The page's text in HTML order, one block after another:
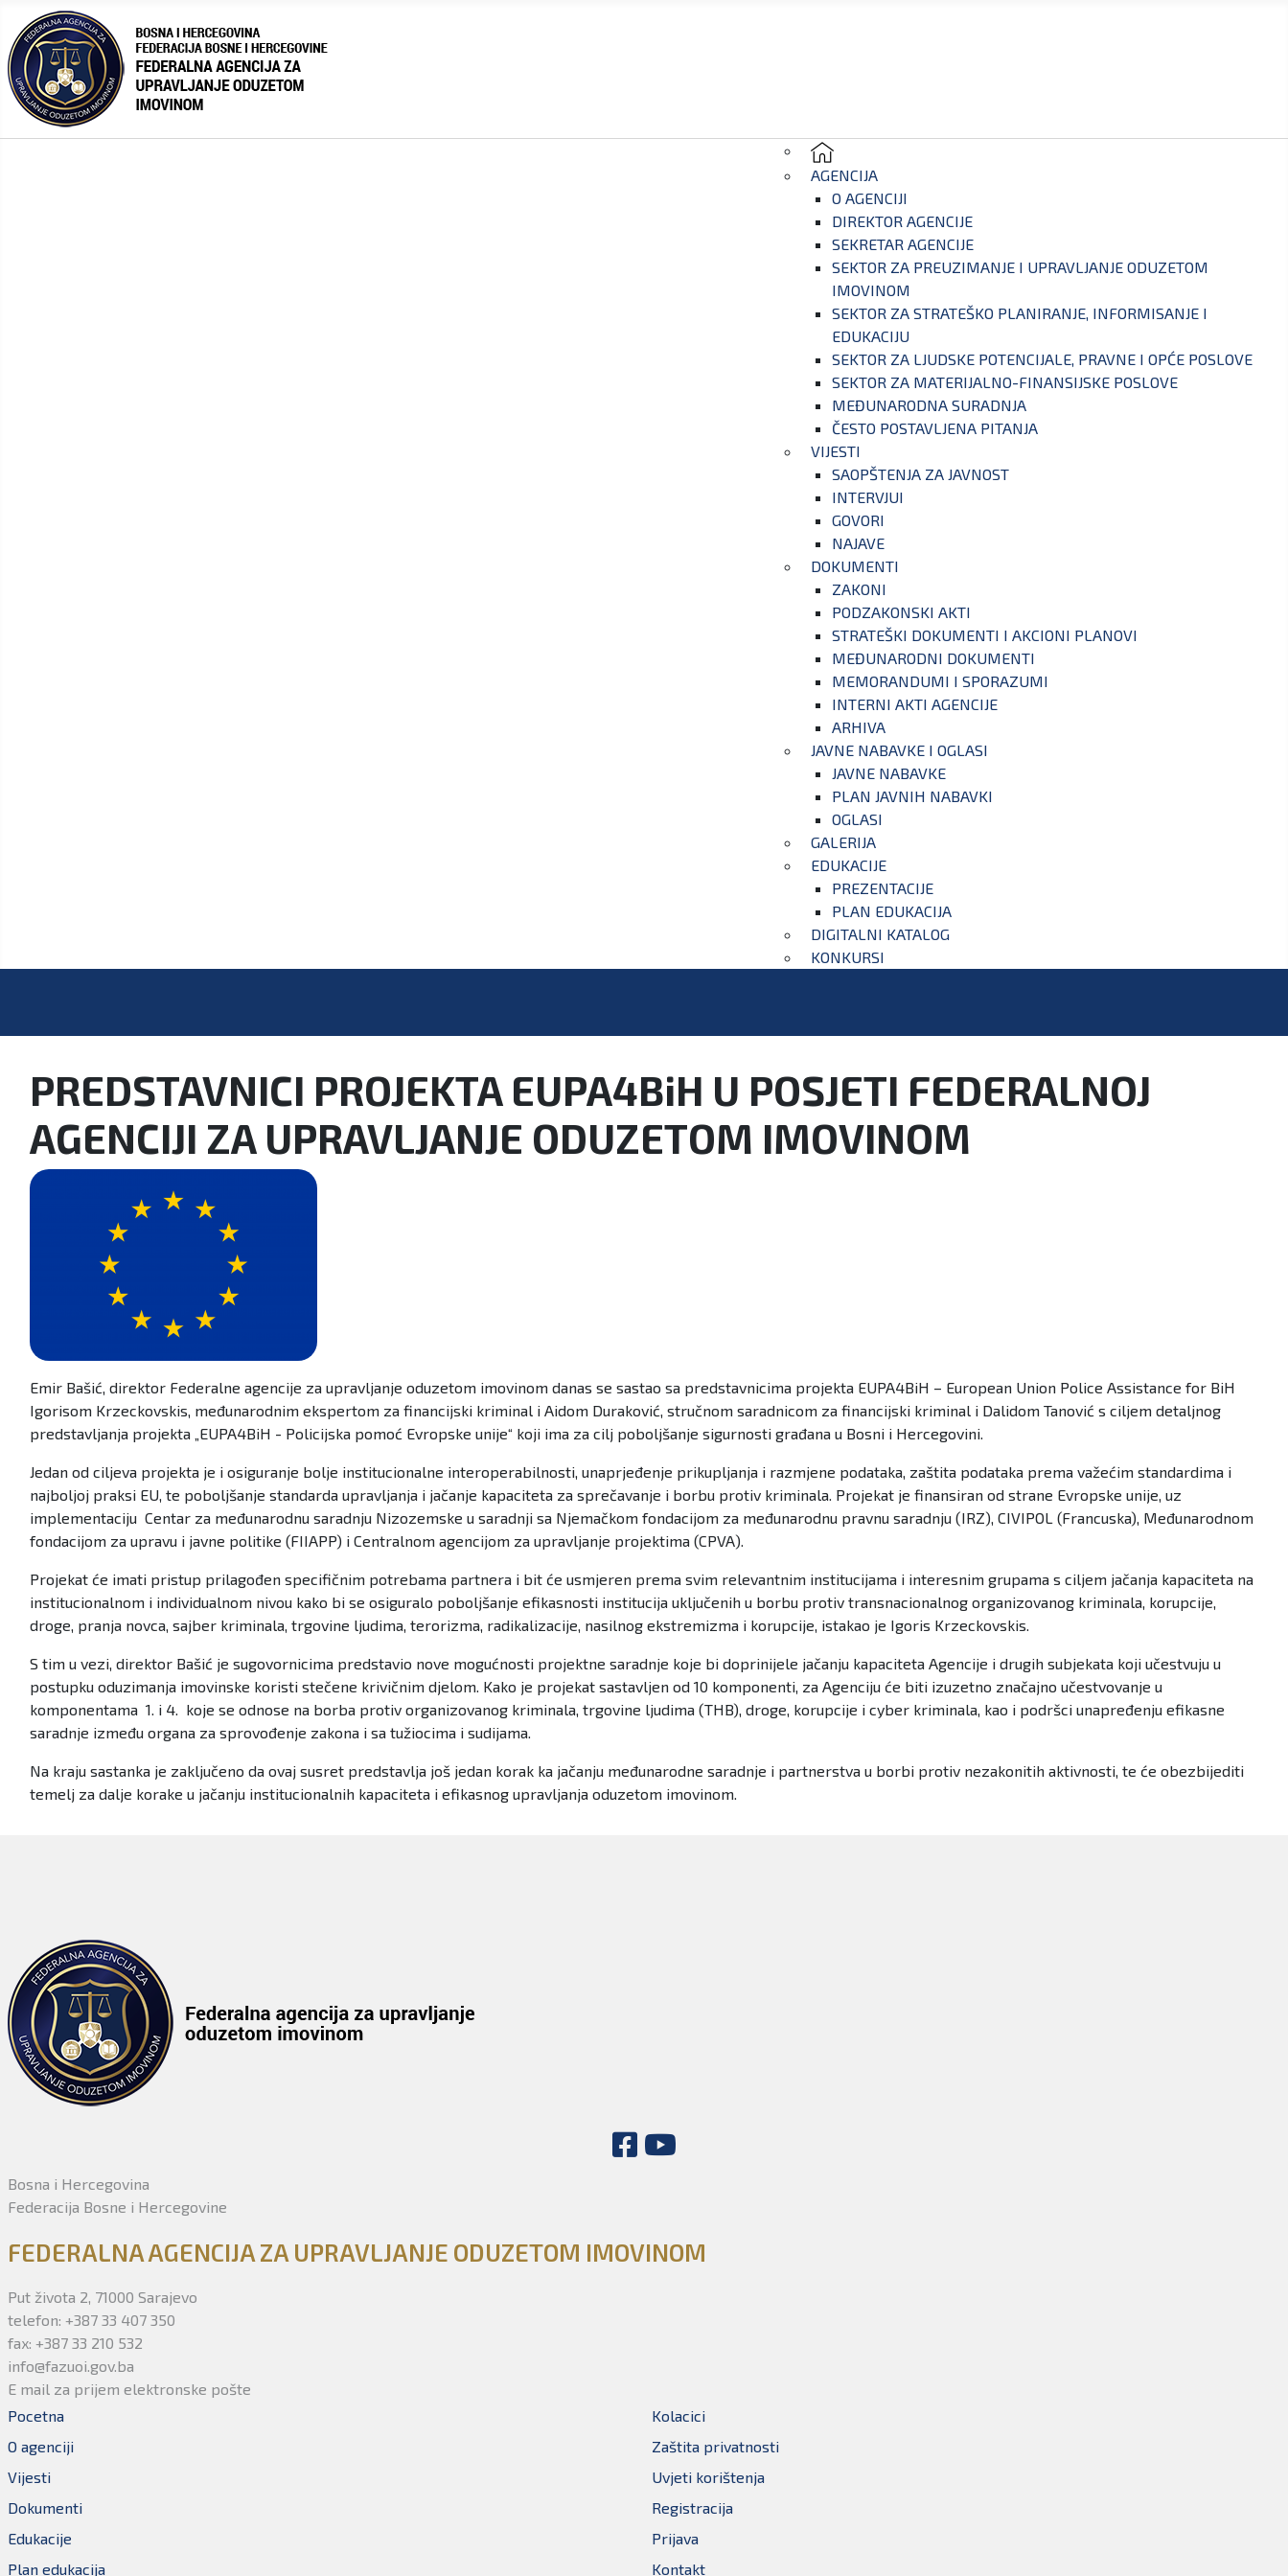
AGENCIJA
O AGENCIJI
DIREKTOR AGENCIJE
SEKRETAR AGENCIJE
SEKTOR ZA PREUZIMANJE I UPRAVLJANJE ODUZETOM
IMOVINOM
SEKTOR ZA STRATEŠKO PLANIRANJE, INFORMISANJE I
EDUKACIJU
SEKTOR ZA LJUDSKE POTENCIJALE, PRAVNE I OPĆE POSLOVE
SEKTOR ZA MATERIJALNO-FINANSIJSKE POSLOVE
MEĐUNARODNA SURADNJA
ČESTO POSTAVLJENA PITANJA
VIJESTI
SAOPŠTENJA ZA JAVNOST
INTERVJUI
GOVORI
NAJAVE
DOKUMENTI
ZAKONI
PODZAKONSKI AKTI
STRATEŠKI DOKUMENTI I AKCIONI PLANOVI
MEĐUNARODNI DOKUMENTI
MEMORANDUMI I SPORAZUMI
INTERNI AKTI AGENCIJE
ARHIVA
JAVNE NABAVKE I OGLASI
JAVNE NABAVKE
PLAN JAVNIH NABAVKI
OGLASI
GALERIJA
EDUKACIJE
PREZENTACIJE
PLAN EDUKACIJA
DIGITALNI KATALOG
KONKURSI
PREDSTAVNICI PROJEKTA EUPA4BiH U POSJETI FEDERALNOJ
AGENCIJI ZA UPRAVLJANJE ODUZETOM IMOVINOM
Emir Bašić, direktor Federalne agencije za upravljanje oduzetom imovinom danas se sastao sa predstavnicima projekta EUPA4BiH – European Union Police Assistance for BiH
Igorisom Krzeckovskis, međunarodnim ekspertom za financijski kriminal i Aidom Duraković, stručnom saradnicom za financijski kriminal i Dalidom Tanović s ciljem detaljnog
predstavljanja projekta „EUPA4BiH - Policijska pomoć Evropske unije“ koji ima za cilj poboljšanje sigurnosti građana u Bosni i Hercegovini.
Jedan od ciljeva projekta je i osiguranje bolje institucionalne interoperabilnosti, unaprjeđenje prikupljanja i razmjene podataka, zaštita podataka prema važećim standardima i
najboljoj praksi EU, te poboljšanje standarda upravljanja i jačanje kapaciteta za sprečavanje i borbu protiv kriminala. Projekat je finansiran od strane Evropske unije, uz
implementaciju Centar za međunarodnu saradnju Nizozemske u saradnji sa Njemačkom fondacijom za međunarodnu pravnu saradnju (IRZ), CIVIPOL (Francuska), Međunarodnom
fondacijom za upravu i javne politike (FIIAPP) i Centralnom agencijom za upravljanje projektima (CPVA).
Projekat će imati pristup prilagođen specifičnim potrebama partnera i bit će usmjeren prema svim relevantnim institucijama i interesnim grupama s ciljem jačanja kapaciteta na
institucionalnom i individualnom nivou kako bi se osiguralo poboljšanje efikasnosti institucija uključenih u borbu protiv transnacionalnog organizovanog kriminala, korupcije,
droge, pranja novca, sajber kriminala, trgovine ljudima, terorizma, radikalizacije, nasilnog ekstremizma i korupcije, istakao je Igoris Krzeckovskis.
S tim u vezi, direktor Bašić je sugovornicima predstavio nove mogućnosti projektne saradnje koje bi doprinijele jačanju kapaciteta Agencije i drugih subjekata koji učestvuju u
postupku oduzimanja imovinske koristi stečene krivičnim djelom. Kako je projekat sastavljen od 10 komponenti, za Agenciju će biti izuzetno značajno učestvovanje u
komponentama 1. i 4. koje se odnose na borba protiv organizovanog kriminala, trgovine ljudima (THB), droge, korupcije i cyber kriminala, kao i podršci unapređenju efikasne
saradnje između organa za sprovođenje zakona i sa tužiocima i sudijama.
Na kraju sastanka je zaključeno da ovaj susret predstavlja još jedan korak ka jačanju međunarodne saradnje i partnerstva u borbi protiv nezakonitih aktivnosti, te će obezbijediti
temelj za dalje korake u jačanju institucionalnih kapaciteta i efikasnog upravljanja oduzetom imovinom.
Bosna i Hercegovina
Federacija Bosne i Hercegovine
FEDERALNA AGENCIJA ZA UPRAVLJANJE ODUZETOM IMOVINOM
Put života 2, 71000 Sarajevo
telefon: +387 33 407 350
fax: +387 33 210 532
info@fazuoi.gov.ba
E mail za prijem elektronske pošte
Pocetna
O agenciji
Vijesti
Dokumenti
Edukacije
Plan edukacija
Kolacici
Zaštita privatnosti
Uvjeti korištenja
Registracija
Prijava
Kontakt